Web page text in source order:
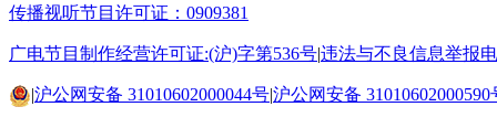
传播视听节目许可证：0909381
广电节目制作经营许可证:(沪)字第536号|违法与不良信息举报
|沪公网安备 31010602000044号|沪公网安备 31010602000590